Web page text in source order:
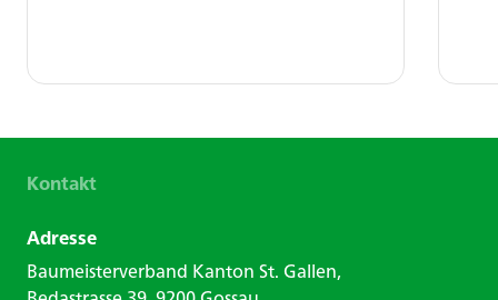
Kontakt
Adresse
Baumeisterverband Kanton St. Gallen,